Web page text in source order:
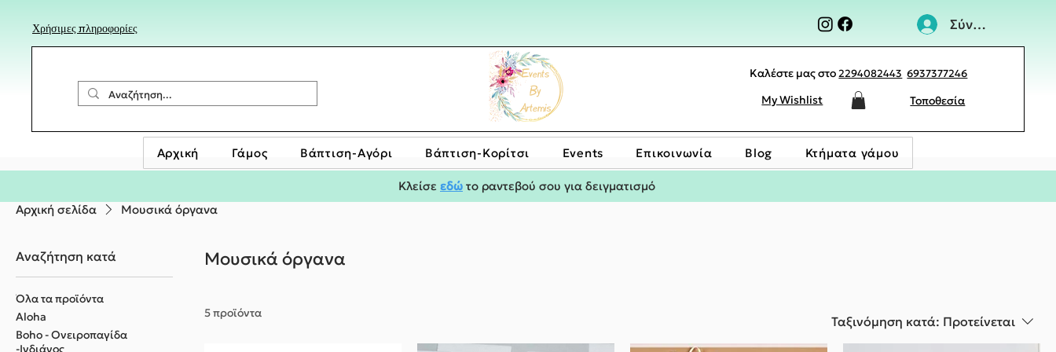
Χρήσιμες πληροφορίες Σύνδεση
Καλέστε μας στο2294082443 6937377246
My Wishlist Τοποθεσία
Αρχική Γάμος Βάπτιση-Αγόρι Bάπτιση-Κορίτσι Events Επικοινωνία Blog Κτήματα γάμου
Κλείσε εδώ το ραντεβού σου για δειγματισμό
Αρχική σελίδα
Μουσικά όργανα
Αναζήτηση κατά
Όλα τα προϊόντα
Aloha
Boho - Ονειροπαγίδα
-Ινδιάνος
Μουσικά όργανα
5 προϊόντα
Ταξινόμηση κατά: Προτείνεται